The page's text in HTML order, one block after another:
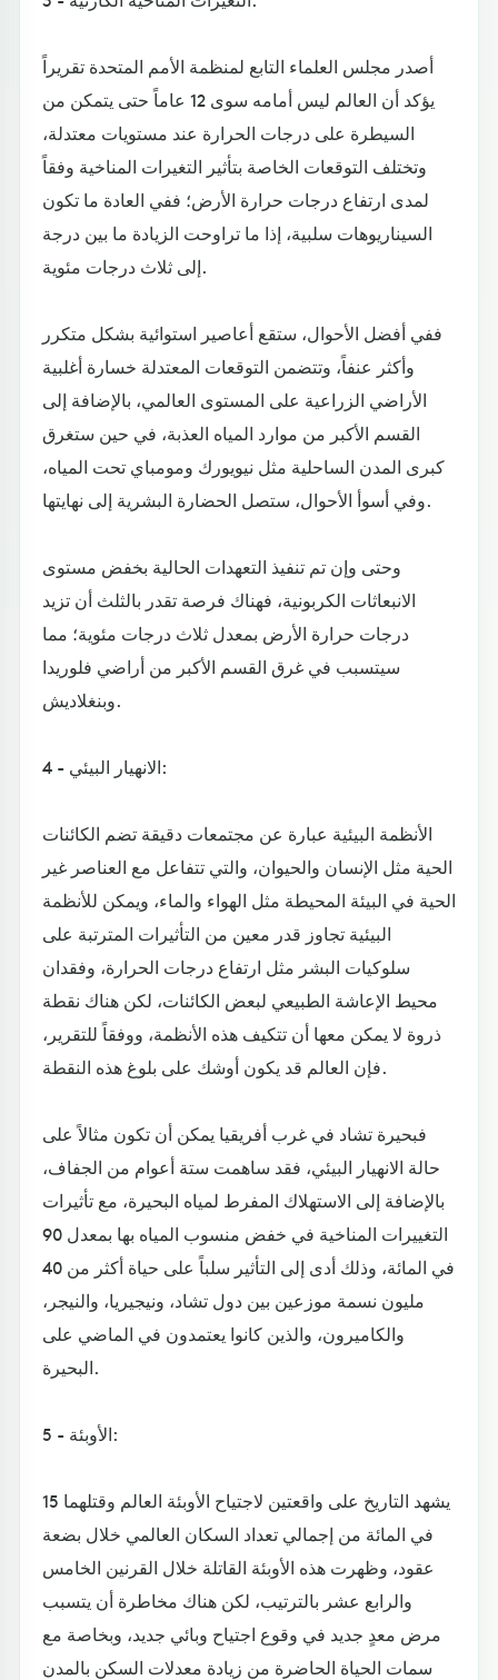
أصدر مجلس العلماء التابع لمنظمة الأمم المتحدة تقريراً
يؤكد أن العالم ليس أمامه سوى 12 عاماً حتى يتمكن من
السيطرة على درجات الحرارة عند مستويات معتدلة،
وتختلف التوقعات الخاصة بتأثير التغيرات المناخية وفقاً
لمدى ارتفاع درجات حرارة الأرض؛ ففي العادة ما تكون
السيناريوهات سلبية، إذا ما تراوحت الزيادة ما بين درجة
إلى ثلاث درجات مئوية.
ففي أفضل الأحوال، ستقع أعاصير استوائية بشكل متكرر
وأكثر عنفاً، وتتضمن التوقعات المعتدلة خسارة أغلبية
الأراضي الزراعية على المستوى العالمي، بالإضافة إلى
القسم الأكبر من موارد المياه العذبة، في حين ستغرق
كبرى المدن الساحلية مثل نيويورك ومومباي تحت المياه،
وفي أسوأ الأحوال، ستصل الحضارة البشرية إلى نهايتها.
وحتى وإن تم تنفيذ التعهدات الحالية بخفض مستوى
الانبعاثات الكربونية، فهناك فرصة تقدر بالثلث أن تزيد
درجات حرارة الأرض بمعدل ثلاث درجات مئوية؛ مما
سيتسبب في غرق القسم الأكبر من أراضي فلوريدا
وبنغلاديش.
4 - الانهيار البيئي:
الأنظمة البيئية عبارة عن مجتمعات دقيقة تضم الكائنات
الحية مثل الإنسان والحيوان، والتي تتفاعل مع العناصر غير
الحية في البيئة المحيطة مثل الهواء والماء، ويمكن للأنظمة
البيئية تجاوز قدر معين من التأثيرات المترتبة على
سلوكيات البشر مثل ارتفاع درجات الحرارة، وفقدان
محيط الإعاشة الطبيعي لبعض الكائنات، لكن هناك نقطة
ذروة لا يمكن معها أن تتكيف هذه الأنظمة، ووفقاً للتقرير،
فإن العالم قد يكون أوشك على بلوغ هذه النقطة.
فبحيرة تشاد في غرب أفريقيا يمكن أن تكون مثالاً على
حالة الانهيار البيئي، فقد ساهمت ستة أعوام من الجفاف،
بالإضافة إلى الاستهلاك المفرط لمياه البحيرة، مع تأثيرات
التغييرات المناخية في خفض منسوب المياه بها بمعدل 90
في المائة، وذلك أدى إلى التأثير سلباً على حياة أكثر من 40
مليون نسمة موزعين بين دول تشاد، ونيجيريا، والنيجر،
والكاميرون، والذين كانوا يعتمدون في الماضي على
البحيرة.
5 - الأوبئة:
يشهد التاريخ على واقعتين لاجتياح الأوبئة العالم وقتلهما 15
في المائة من إجمالي تعداد السكان العالمي خلال بضعة
عقود، وظهرت هذه الأوبئة القاتلة خلال القرنين الخامس
والرابع عشر بالترتيب، لكن هناك مخاطرة أن يتسبب
مرض معدٍ جديد في وقوع اجتياح وبائي جديد، وبخاصة مع
سمات الحياة الحاضرة من زيادة معدلات السكن بالمدن